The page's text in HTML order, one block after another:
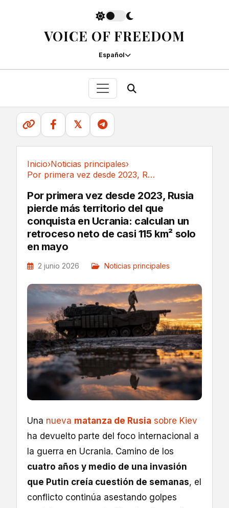
VOICE OF FREEDOM
Español
𝕏
Inicio›Noticias principales›
Por primera vez desde 2023, Rusia pierde más...
Por primera vez desde 2023, Rusia
pierde más territorio del que
conquista en Ucrania: calculan un
retroceso neto de casi 115 km² solo
en mayo
2 junio 2026 Noticias principales
Una nueva matanza de Rusia sobre Kiev
ha devuelto parte del foco internacional a
la guerra en Ucrania. Camino de los
cuatro años y medio de una invasión
que Putin creía cuestión de semanas, el
conflicto continúa asestando golpes